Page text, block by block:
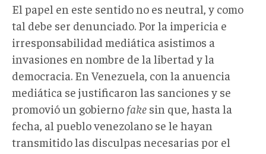
El papel en este sentido no es neutral, y como
tal debe ser denunciado. Por la impericia e
irresponsabilidad mediática asistimos a
invasiones en nombre de la libertad y la
democracia. En Venezuela, con la anuencia
mediática se justificaron las sanciones y se
promovió un gobierno fake sin que, hasta la
fecha, al pueblo venezolano se le hayan
transmitido las disculpas necesarias por el